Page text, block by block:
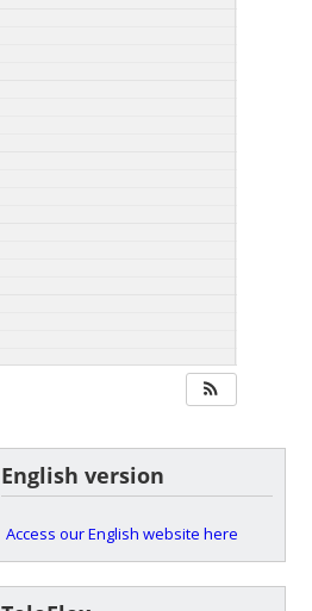
English version
Access our English website here